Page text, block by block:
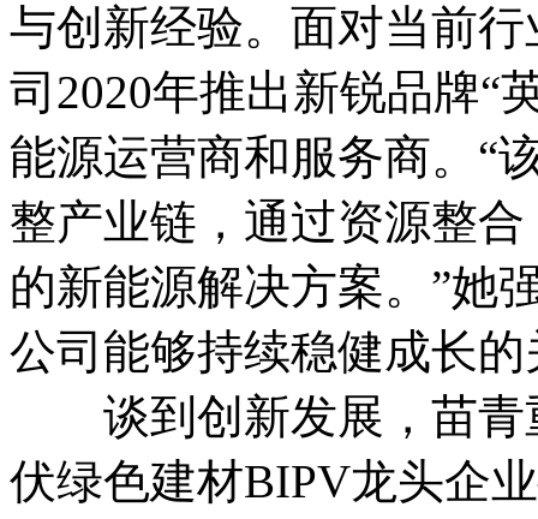
与创新经验。面对当前
司2020年推出新锐品牌“
能源运营商和服务商。“
整产业链，通过资源整
的新能源解决方案。”她
公司能够持续稳健成长
谈到创新发展，苗青
伏绿色建材BIPV龙头企